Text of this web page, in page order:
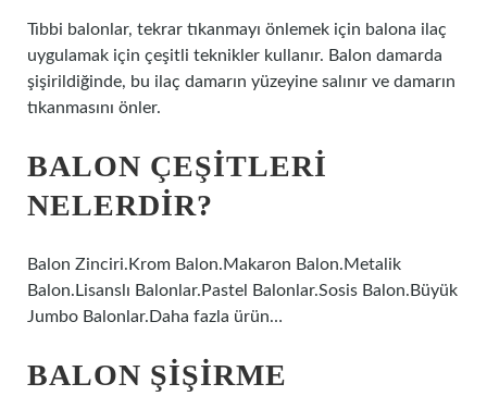
Tıbbi balonlar, tekrar tıkanmayı önlemek için balona ilaç
uygulamak için çeşitli teknikler kullanır. Balon damarda
şişirildiğinde, bu ilaç damarın yüzeyine salınır ve damarın
tıkanmasını önler.
BALON ÇEŞITLERI
NELERDIR?
Balon Zinciri.Krom Balon.Makaron Balon.Metalik
Balon.Lisanslı Balonlar.Pastel Balonlar.Sosis Balon.Büyük
Jumbo Balonlar.Daha fazla ürün…
BALON ŞIŞIRME